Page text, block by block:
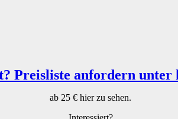
ab 25 € hier zu sehen.